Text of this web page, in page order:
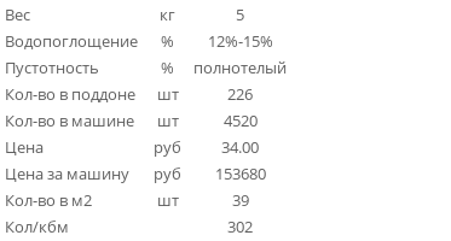
Вес
кг
5
Водопоглощение
%
12%-15%
Пустотность
%
полнотелый
Кол-во в поддоне
шт
226
Кол-во в машине
шт
4520
Цена
руб
34.00
Цена за машину
руб
153680
Кол-во в м2
шт
39
Кол/кбм
302